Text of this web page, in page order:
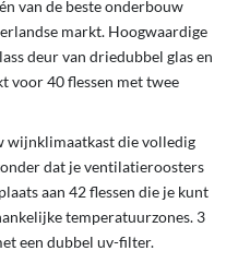
van de beste onderbouw
markt. Hoogwaardige
deur van driedubbel glas en
voor 40 flessen met twee
wijnklimaatkast die volledig
dat je ventilatieroosters
aan 42 flessen die je kunt
temperatuurzones. 3
een dubbel uv-filter.